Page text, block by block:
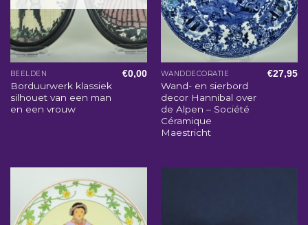
BEELDEN
Borduurwerk klassiek
silhouet van een man
en een vrouw
€0,00 WANDDECORATIE
Wand- en sierbord
decor Hannibal over
de Alpen – Société
Céramique
Maestricht
€27,95